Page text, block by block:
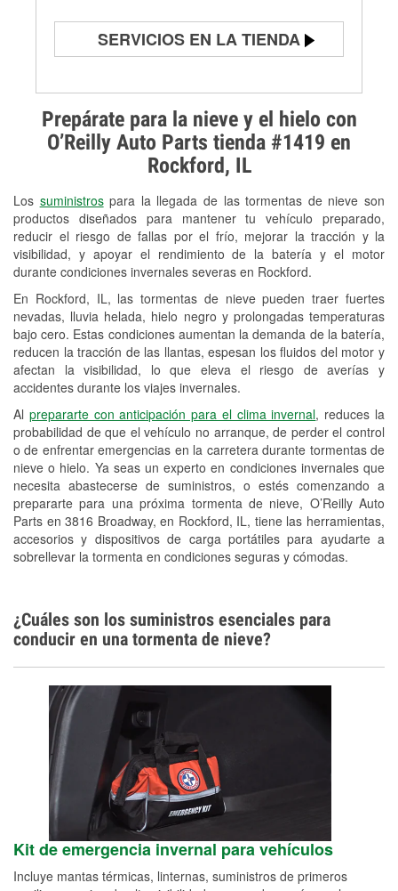
Prepárate para la nieve y el hielo con
O’Reilly Auto Parts tienda #1419 en
Rockford, IL
Los suministrospara la llegada de las tormentas de nieve son
productos diseñados para mantener tu vehículo preparado,
reducir el riesgo de fallas por el frío, mejorar la tracción y la
visibilidad, y apoyar el rendimiento de la batería y el motor
durante condiciones invernales severas en Rockford.
En Rockford, IL, las tormentas de nieve pueden traer fuertes
nevadas, lluvia helada, hielo negro y prolongadas temperaturas
bajo cero. Estas condiciones aumentan la demanda de la batería,
reducen la tracción de las llantas, espesan los fluidos del motor y
afectan la visibilidad, lo que eleva el riesgo de averías y
accidentes durante los viajes invernales.
Al prepararte con anticipación para el clima invernal, reduces la
probabilidad de que el vehículo no arranque, de perder el control
o de enfrentar emergencias en la carretera durante tormentas de
nieve o hielo. Ya seas un experto en condiciones invernales que
necesita abastecerse de suministros, o estés comenzando a
prepararte para una próxima tormenta de nieve, O’Reilly Auto
Parts en 3816 Broadway, en Rockford, IL, tiene las herramientas,
accesorios y dispositivos de carga portátiles para ayudarte a
sobrellevar la tormenta en condiciones seguras y cómodas.
SERVICIOS EN LA TIENDA
Prueba de alternadores y
arrancadores
Revisión de la luz "Check Engine"
Reciclaje de baterías y aceite
Instalación de bombillas de faros
Instalación de limpiaparabrisas
Programa de Préstamo de
Herramientas
Mezcla de pinturas
Rectificación de tambores y discos de
freno
Snowstorm Supplies
Tornado Supplies
Conoce más
¿Cuáles son los suministros esenciales para
conducir en una tormenta de nieve?
Kit de emergencia invernal para vehículos
Incluye mantas térmicas, linternas, suministros de primeros